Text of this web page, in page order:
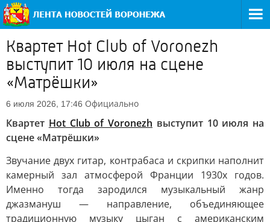
Квартет Hot Club of Voronezh
выступит 10 июля на сцене
«Матрёшки»
6 июля 2026, 17:46 Официально
Квартет Hot Club of Voronezh выступит 10 июля на
сцене «Матрёшки»
Звучание двух гитар, контрабаса и скрипки наполнит
камерный зал атмосферой Франции 1930х годов.
Именно тогда зародился музыкальный жанр
джазмануш — направление, объединяющее
традиционную музыку цыган с американским